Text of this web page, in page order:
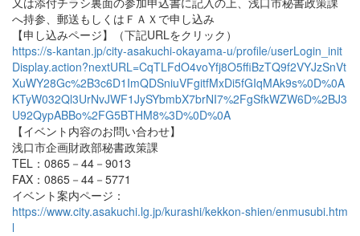
へ持参、郵送もしくはＦＡＸで申し込み
【申し込みページ】（下記URLをクリック）
https://s-kantan.jp/city-asakuchi-okayama-u/profile/userLogin_init
Display.action?nextURL=CqTLFdO4voYfj8O5ffiBzTQ9f2VYJzSnVt
XuWY28Gc%2B3c6D1ImQDSniuVFgitfMxDi5fGIqMAk9s%0D%0A
KTyW032Ql3UrNvJWF1JySYbmbX7brNI7%2FgSfkWZW6D%2BJ3
U92QypABBo%2FG5BTHM8%3D%0D%0A
【イベント内容のお問い合わせ】
浅口市企画財政部秘書政策課
TEL：0865－44－9013
FAX：0865－44－5771
イベント案内ページ：
https://www.city.asakuchi.lg.jp/kurashi/kekkon-shien/enmusubi.htm
l